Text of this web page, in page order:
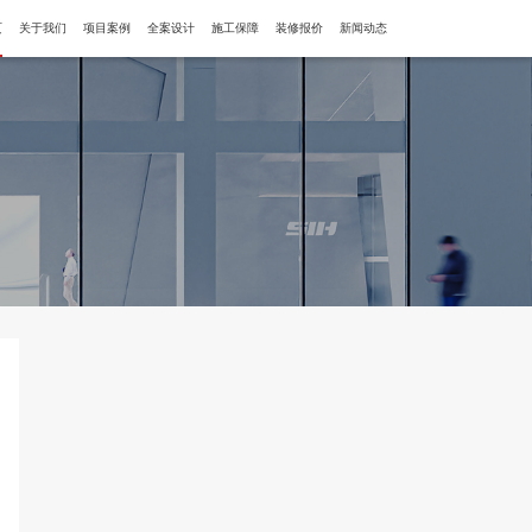
关于我们 项目案例 全案设计 施工保障
全案设计
工程管理
施工保障
装修报价 新闻动态
新闻动态
设计指南
施工现场